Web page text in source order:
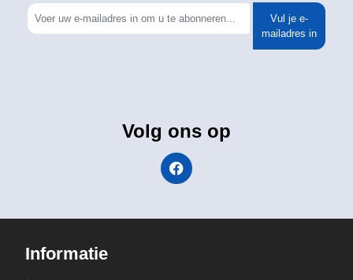
Vul je e-
mailadres in
Volg ons op
Informatie